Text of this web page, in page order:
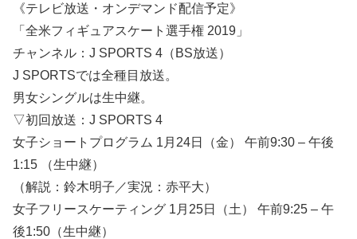
《テレビ放送・オンデマンド配信予定》
「全米フィギュアスケート選手権 2019」
チャンネル：J SPORTS 4（BS放送）
J SPORTSでは全種目放送。
男女シングルは生中継。
▽初回放送：J SPORTS 4
女子ショートプログラム 1月24日（金） 午前9:30 – 午後
1:15 （生中継）
（解説：鈴木明子／実況：赤平大）
女子フリースケーティング 1月25日（土） 午前9:25 – 午
後1:50（生中継）